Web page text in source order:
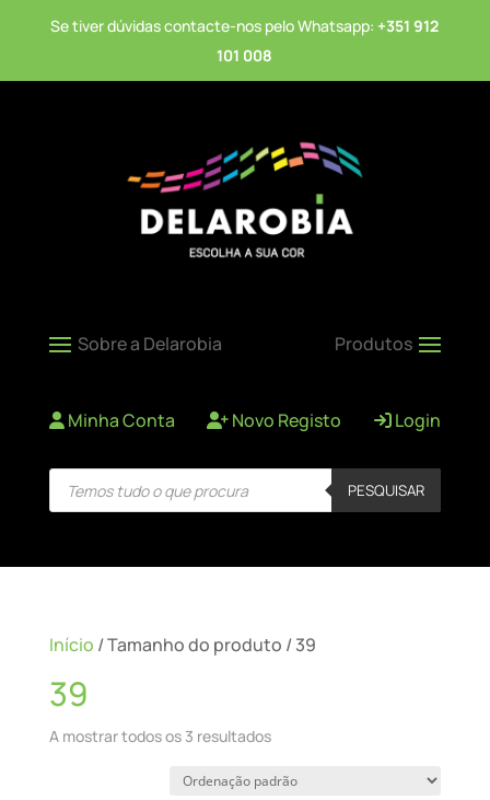
Se tiver dúvidas contacte-nos pelo Whatsapp: +351 912
101 008
Minha Conta Novo Registo Login
Products
search PESQUISAR
Início / Tamanho do produto / 39
39
A mostrar todos os 3 resultados